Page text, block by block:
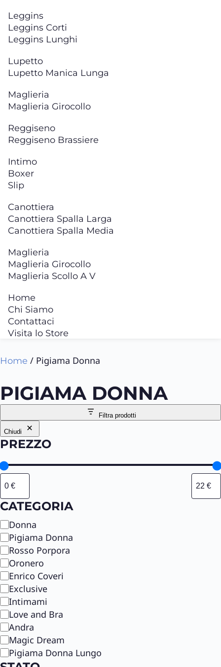
Leggins
Leggins Corti
Leggins Lunghi
Lupetto
Lupetto Manica Lunga
Maglieria
Maglieria Girocollo
Reggiseno
Reggiseno Brassiere
Intimo
Boxer
Slip
Canottiera
Canottiera Spalla Larga
Canottiera Spalla Media
Maglieria
Maglieria Girocollo
Maglieria Scollo A V
Home
Chi Siamo
Contattaci
Visita lo Store
Home / Pigiama Donna
PIGIAMA DONNA
Filtra prodotti
Chiudi
PREZZO
CATEGORIA
C
a
t
e
g
o
r
i
a
Donna
Pigiama Donna
Rosso Porpora
Oronero
Enrico Coveri
Exclusive
Intimami
Love and Bra
Andra
Magic Dream
Pigiama Donna Lungo